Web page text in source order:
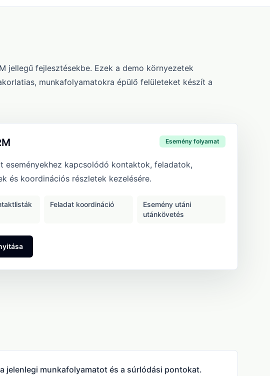
jellegű fejlesztésekbe. Ezek a demo környezetek
munkafolyamatokra épülő felületeket készít a
Esemény folyamat
eseményekhez kapcsolódó kontaktok, feladatok,
és koordinációs részletek kezelésére.
Feladat koordináció
Esemény utáni
utánkövetés
jelenlegi munkafolyamatot és a súrlódási pontokat.